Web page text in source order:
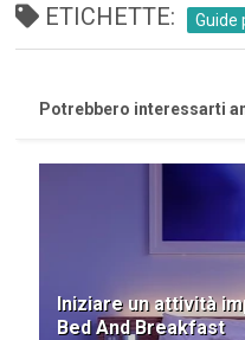
ETICHETTE: Guide
Potrebbero interessarti
Iniziare un attività
Bed And Breakfast